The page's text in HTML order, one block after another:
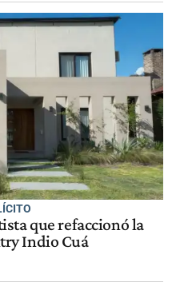
que refaccionó la
Indio Cuá